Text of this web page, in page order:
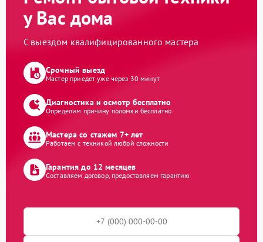
у Вас дома
С выездом квалифицированного мастера
Срочный выезд
Мастер приедет уже через 30 минут
Диагностика и осмотр бесплатно
Определим причину поломки бесплатно
Мастера со стажем 7+ лет
Работаем с техникой любой сложности
Гарантия до 12 месяцев
Составляем договор, предоставляем гарантию